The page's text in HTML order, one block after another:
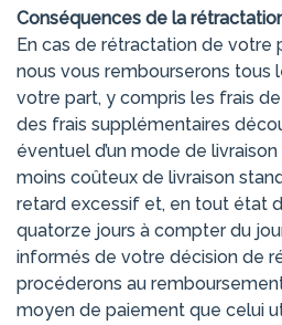
Conséquences de la
En cas de rétractation de votre
nous vous rembourserons tous
votre part, y compris les frais de
des frais supplémentaires
éventuel d’un mode de
moins coûteux de livraison
retard excessif et, en tout état
quatorze jours à compter du
informés de votre décision de
procéderons au
moyen de paiement que celui